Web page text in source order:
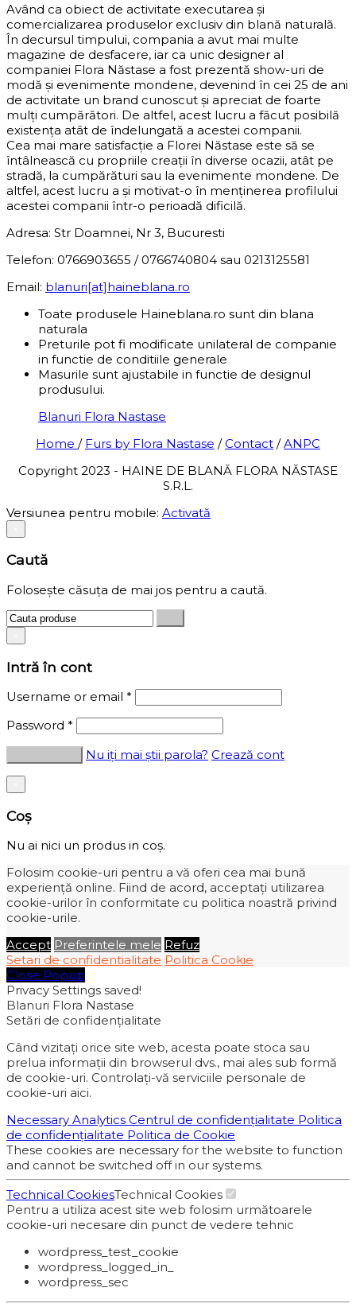
Având ca obiect de activitate executarea și
comercializarea produselor exclusiv din blană naturală.
În decursul timpului, compania a avut mai multe
magazine de desfacere, iar ca unic designer al
companiei Flora Năstase a fost prezentă show-uri de
modă și evenimente mondene, devenind în cei 25 de ani
de activitate un brand cunoscut și apreciat de foarte
mulți cumpărători. De altfel, acest lucru a făcut posibilă
existența atât de îndelungată a acestei companii.
Cea mai mare satisfacție a Florei Năstase este să se
întâlnească cu propriile creații în diverse ocazii, atât pe
stradă, la cumpărături sau la evenimente mondene. De
altfel, acest lucru a și motivat-o în menținerea profilului
acestei companii într-o perioadă dificilă.
Adresa: Str Doamnei, Nr 3, Bucuresti
Telefon: 0766903655 / 0766740804 sau 0213125581
Email: blanuri[at]haineblana.ro
Toate produsele Haineblana.ro sunt din blana
naturala
Preturile pot fi modificate unilateral de companie
in functie de conditiile generale
Masurile sunt ajustabile in functie de designul
produsului.
Blanuri Flora Nastase
Home / Furs by Flora Nastase /Contact /ANPC
Copyright 2023 - HAINE DE BLANĂ FLORA NĂSTASE
S.R.L.
Versiunea pentru mobile: Activată
Caută
Folosește căsuța de mai jos pentru a caută.
Intră în cont
Username or email *
Password *
Nu iți mai știi parola? Crează cont
Coș
Nu ai nici un produs in coș.
Folosim cookie-uri pentru a vă oferi cea mai bună
experiență online. Fiind de acord, acceptați utilizarea
cookie-urilor în conformitate cu politica noastră privind
cookie-urile.
Accept Preferintele mele Refuz
Setari de confidentialitate Politica Cookie
Close Popup
Privacy Settings saved!
Blanuri Flora Nastase
Setări de confidențialitate
Când vizitați orice site web, acesta poate stoca sau
prelua informații din browserul dvs., mai ales sub formă
de cookie-uri. Controlați-vă serviciile personale de
cookie-uri aici.
Necessary Analytics Centrul de confidențialitate Politica
de confidențialitate Politica de Cookie
These cookies are necessary for the website to function
and cannot be switched off in our systems.
Technical CookiesTechnical Cookies
Pentru a utiliza acest site web folosim următoarele
cookie-uri necesare din punct de vedere tehnic
wordpress_test_cookie
wordpress_logged_in_
wordpress_sec